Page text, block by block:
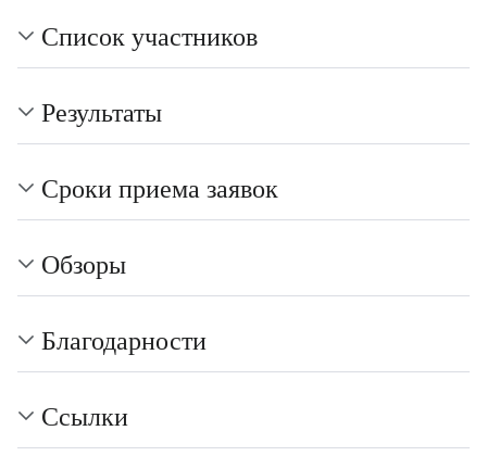
Список участников
Результаты
Сроки приема заявок
Обзоры
Благодарности
Ссылки